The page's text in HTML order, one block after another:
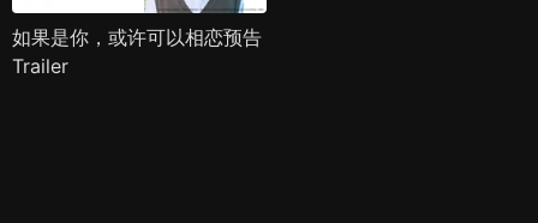
如果是你，或许可以相恋预告
Trailer